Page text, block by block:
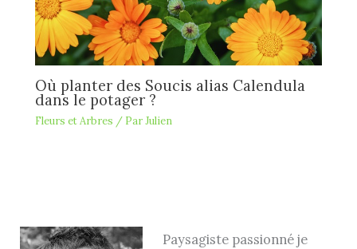
Où planter des Soucis alias Calendula
dans le potager ?
Fleurs et Arbres / ParJulien
Paysagiste passionné je